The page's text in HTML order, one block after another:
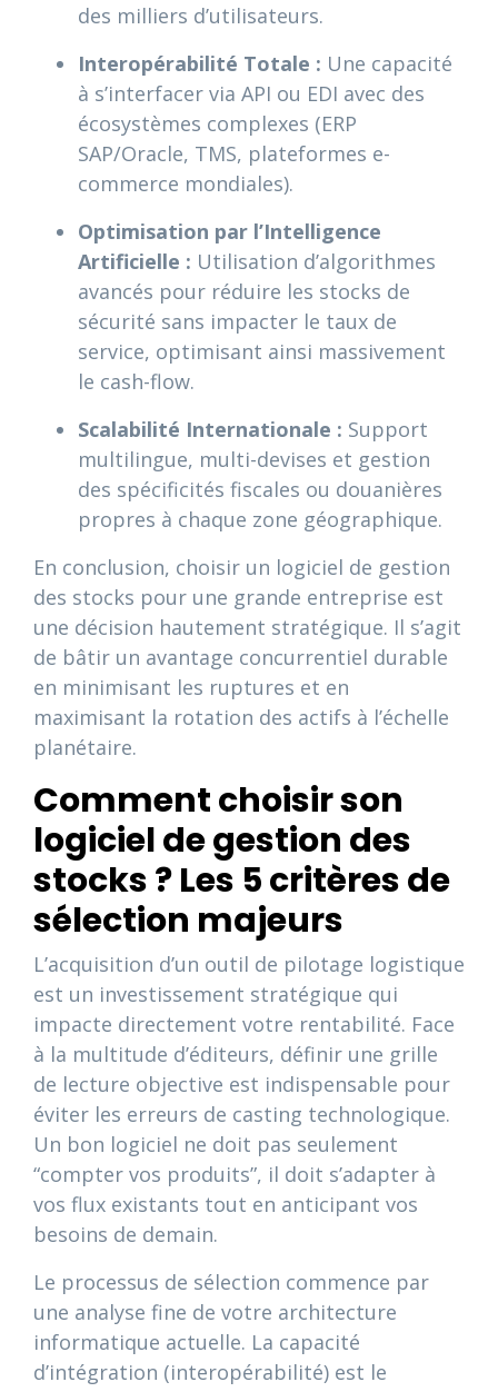
des milliers d’utilisateurs.
Interopérabilité Totale : Une capacité
à s’interfacer via API ou EDI avec des
écosystèmes complexes (ERP
SAP/Oracle, TMS, plateformes e-
commerce mondiales).
Optimisation par l’Intelligence
Artificielle : Utilisation d’algorithmes
avancés pour réduire les stocks de
sécurité sans impacter le taux de
service, optimisant ainsi massivement
le cash-flow.
Scalabilité Internationale : Support
multilingue, multi-devises et gestion
des spécificités fiscales ou douanières
propres à chaque zone géographique.
En conclusion, choisir un logiciel de gestion
des stocks pour une grande entreprise est
une décision hautement stratégique. Il s’agit
de bâtir un avantage concurrentiel durable
en minimisant les ruptures et en
maximisant la rotation des actifs à l’échelle
planétaire.
Comment choisir son
logiciel de gestion des
stocks ? Les 5 critères de
sélection majeurs
L’acquisition d’un outil de pilotage logistique
est un investissement stratégique qui
impacte directement votre rentabilité. Face
à la multitude d’éditeurs, définir une grille
de lecture objective est indispensable pour
éviter les erreurs de casting technologique.
Un bon logiciel ne doit pas seulement
“compter vos produits”, il doit s’adapter à
vos flux existants tout en anticipant vos
besoins de demain.
Le processus de sélection commence par
une analyse fine de votre architecture
informatique actuelle. La capacité
d’intégration (interopérabilité) est le